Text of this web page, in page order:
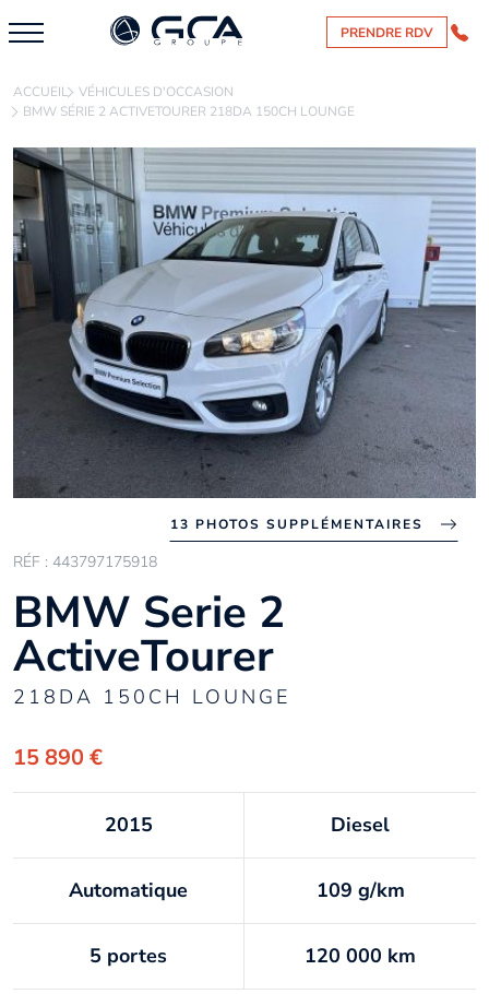
PRENDRE RDV
ACCUEIL VÉHICULES D'OCCASION
BMW SÉRIE 2 ACTIVETOURER 218DA 150CH LOUNGE
13 PHOTOS SUPPLÉMENTAIRES
RÉF : 443797175918
BMW Serie 2
ActiveTourer
218DA 150CH LOUNGE
15 890 €
2015 Diesel
Automatique 109 g/km
5 portes 120 000 km